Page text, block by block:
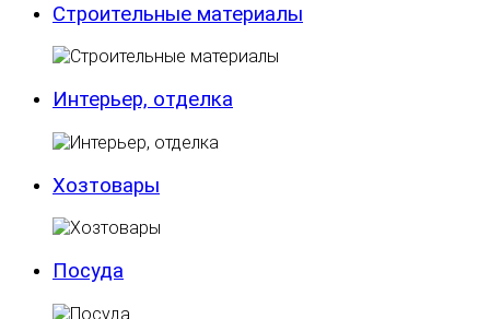
Строительные материалы
Интерьер, отделка
Хозтовары
Посуда